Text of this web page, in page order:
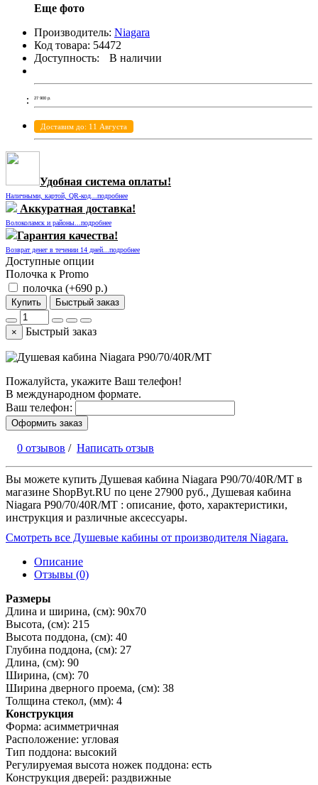
Еще фото
Производитель: Niagara
Код товара: 54472
Доступность:
В наличии
27 900 р.
Доставим до: 11 Августа
Удобная система оплаты!
Наличными, картой, QR-код...подробнее
Аккуратная доставка!
Волоколамск и районы...подробнее
Гарантия качества!
Возврат денег в течении 14 дней...подробнее
Доступные опции
Полочка к Promo
полочка (+690 р.)
Купить Быстрый заказ
× Быстрый заказ
Пожалуйста, укажите Ваш телефон!
В международном формате.
Ваш телефон:
Оформить заказ
0 отзывов / Написать отзыв
Вы можете купить Душевая кабина Niagara P90/70/40R/MT в
магазине ShopByt.RU по цене 27900 руб., Душевая кабина
Niagara P90/70/40R/MT : описание, фото, характеристики,
инструкция и различные аксессуары.
Смотреть все Душевые кабины от производителя Niagara.
Описание
Отзывы (0)
Размеры
Длина и ширина, (см): 90x70
Высота, (см): 215
Высота поддона, (см): 40
Глубина поддона, (см): 27
Длина, (см): 90
Ширина, (см): 70
Ширина дверного проема, (см): 38
Толщина стекол, (мм): 4
Конструкция
Форма: асимметричная
Расположение: угловая
Тип поддона: высокий
Регулируемая высота ножек поддона: есть
Конструкция дверей: раздвижные